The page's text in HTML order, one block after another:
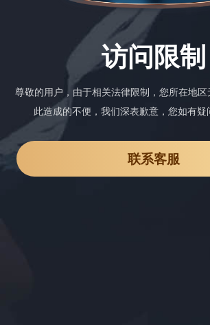
访问限制
尊敬的用户，由于相关法律限制，您所在地
此造成的不便，我们深表歉意，您如有疑
联系客服